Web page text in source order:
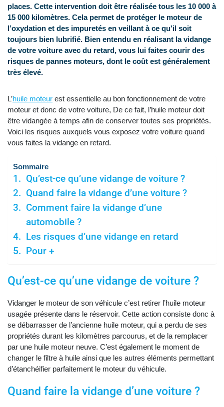
places. Cette intervention doit être réalisée tous les 10 000 à
15 000 kilomètres. Cela permet de protéger le moteur de
l’oxydation et des impuretés en veillant à ce qu'il soit
toujours bien lubrifié. Bien entendu en réalisant la vidange
de votre voiture avec du retard, vous lui faites courir des
risques de pannes moteurs, dont le coût est généralement
très élevé.
L’huile moteur est essentielle au bon fonctionnement de votre
moteur et donc de votre voiture, De ce fait, l’huile moteur doit
être vidangée à temps afin de conserver toutes ses propriétés.
Voici les risques auxquels vous exposez votre voiture quand
vous faites la vidange en retard.
Sommaire
Qu’est-ce qu’une vidange de voiture ?
Quand faire la vidange d’une voiture ?
Comment faire la vidange d’une
automobile ?
Les risques d’une vidange en retard
Pour +
Qu’est-ce qu’une vidange de voiture ?
Vidanger le moteur de son véhicule c’est retirer l’huile moteur
usagée présente dans le réservoir. Cette action consiste donc à
se débarrasser de l’ancienne huile moteur, qui a perdu de ses
propriétés durant les kilomètres parcourus, et de la remplacer
par une huile moteur neuve. C’est également le moment de
changer le filtre à huile ainsi que les autres éléments permettant
d’étanchéifier parfaitement le moteur du véhicule.
Quand faire la vidange d’une voiture ?